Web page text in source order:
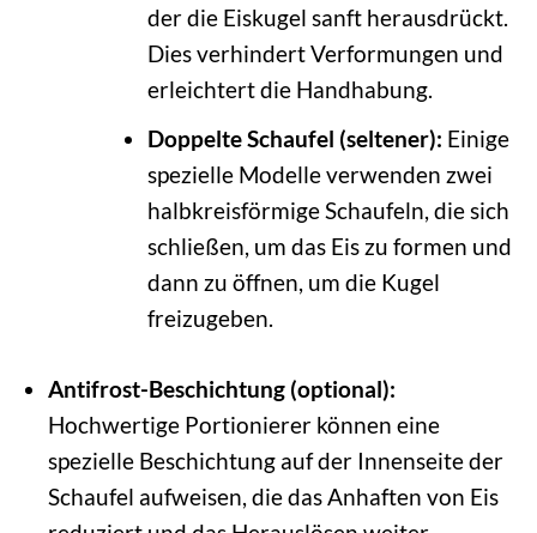
der die Eiskugel sanft herausdrückt.
Dies verhindert Verformungen und
erleichtert die Handhabung.
Doppelte Schaufel (seltener): Einige
spezielle Modelle verwenden zwei
halbkreisförmige Schaufeln, die sich
schließen, um das Eis zu formen und
dann zu öffnen, um die Kugel
freizugeben.
Antifrost-Beschichtung (optional):
Hochwertige Portionierer können eine
spezielle Beschichtung auf der Innenseite der
Schaufel aufweisen, die das Anhaften von Eis